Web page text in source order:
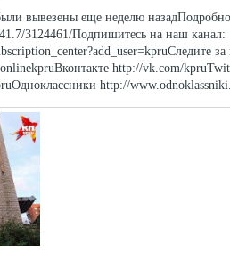
вывезены еще неделю
3124461/Подпишитесь на наш канал:
за
http://vk.com/
http://